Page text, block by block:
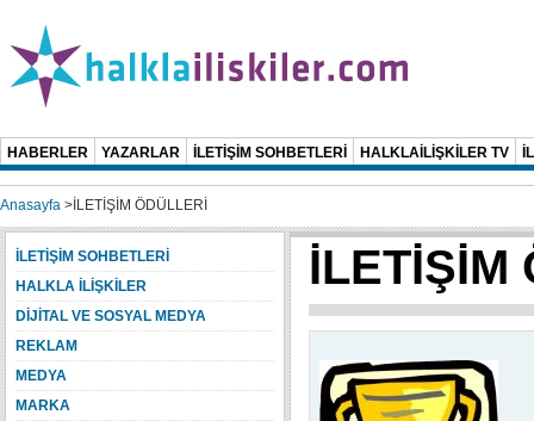
HABERLER YAZARLAR İLETİŞİM SOHBETLERİ HALKLAİLİŞKİLER TV
Anasayfa > İLETİŞİM ÖDÜLLERİ
İLETİŞİM
İLETİŞİM SOHBETLERİ
HALKLA İLİŞKİLER
DİJİTAL VE SOSYAL MEDYA
REKLAM
MEDYA
MARKA